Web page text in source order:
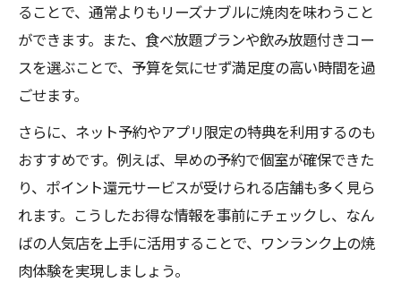
ることで、通常よりもリーズナブルに焼肉を味わうこと
ができます。また、食べ放題プランや飲み放題付きコー
スを選ぶことで、予算を気にせず満足度の高い時間を過
ごせます。
さらに、ネット予約やアプリ限定の特典を利用するのも
おすすめです。例えば、早めの予約で個室が確保できた
り、ポイント還元サービスが受けられる店舗も多く見ら
れます。こうしたお得な情報を事前にチェックし、なん
ばの人気店を上手に活用することで、ワンランク上の焼
肉体験を実現しましょう。